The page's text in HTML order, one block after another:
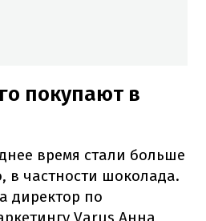
покупают в
время стали больше
в частности шоколада.
директор по
Varus Анна